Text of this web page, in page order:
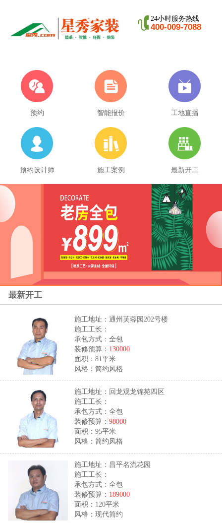
24小时服务热线
400-009-7088
预约 智能报价 工地直播
预约设计师 施工案例 最新开工
最新开工
施工地址：通州芙蓉园202号楼
施工工长：
承包方式：全包
装修预算： 130000
面积：81平米
风格：简约风格
施工地址：回龙观龙锦苑四区
施工工长：
承包方式：全包
装修预算：98000
面积：95平米
风格：简约风格
施工地址：昌平名流花园
施工工长：
承包方式：全包
装修预算： 189000
面积：120平米
风格：现代简约